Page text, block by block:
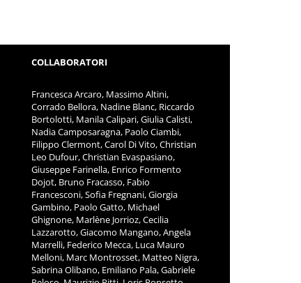
COLLABORATORI
Francesca Arcaro, Massimo Altini,
Corrado Bellora, Nadine Blanc, Riccardo
Bortolotti, Manila Calipari, Giulia Calisti,
Nadia Camposaragna, Paolo Ciambi,
Filippo Clermont, Carol Di Vito, Christian
Leo Dufour, Christian Evaspasiano,
Giuseppe Farinella, Enrico Formento
Dojot, Bruno Fracasso, Fabio
Francesconi, Sofia Fregnani, Giorgia
Gambino, Paolo Gatto, Michael
Ghignone, Marlène Jorrioz, Cecilia
Lazzarotto, Giacomo Mangano, Angela
Marrelli, Federico Mecca, Luca Mauro
Melloni, Marc Montrosset, Matteo Nigra,
Sabrina Olibano, Emiliano Pala, Gabriele